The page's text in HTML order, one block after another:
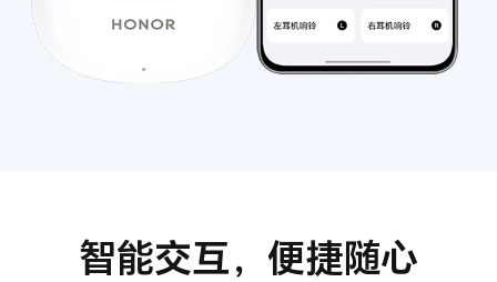
智能交互，便捷随心